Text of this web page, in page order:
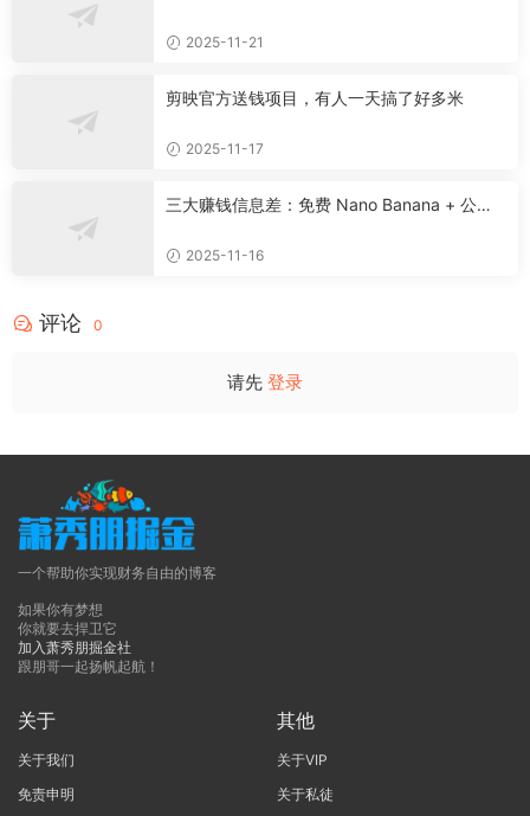
2025-11-21
剪映官方送钱项目，有人一天搞了好多米
2025-11-17
三大赚钱信息差：免费 Nano Banana + 公众
2025-11-16
评论 0
请先 登录
一个帮助你实现财务自由的博客
如果你有梦想
你就要去捍卫它
加入萧秀朋掘金社
跟朋哥一起扬帆起航！
关于
关于我们
免责申明
其他
关于VIP
关于私徒